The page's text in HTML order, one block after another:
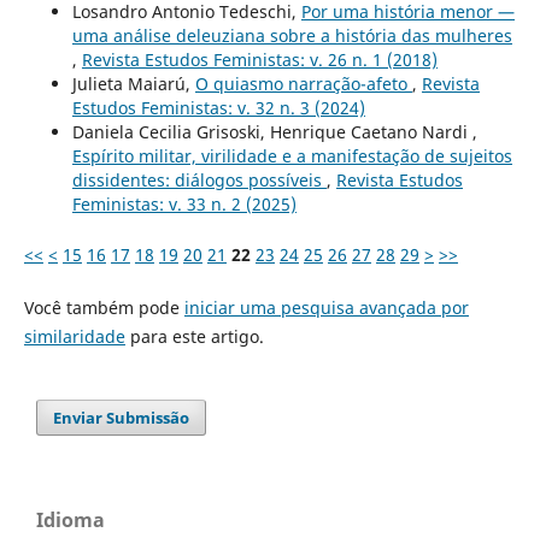
Losandro Antonio Tedeschi, Por uma história menor —
uma análise deleuziana sobre a história das mulheres
, Revista Estudos Feministas: v. 26 n. 1 (2018)
Julieta Maiarú, O quiasmo narração-afeto , Revista
Estudos Feministas: v. 32 n. 3 (2024)
Daniela Cecilia Grisoski, Henrique Caetano Nardi ,
Espírito militar, virilidade e a manifestação de sujeitos
dissidentes: diálogos possíveis , Revista Estudos
Feministas: v. 33 n. 2 (2025)
<< < 15 16 17 18 19 20 21 22 23 24 25 26 27 28 29 > >>
Você também pode iniciar uma pesquisa avançada por
similaridadepara este artigo.
Enviar Submissão
Idioma